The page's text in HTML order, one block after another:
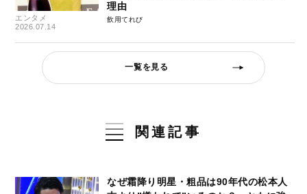
エンタメ
2026.07.14
理由
飲用てれび
一覧を見る
関連記事
なぜ霜降り明星・粗品は90年代の松本人